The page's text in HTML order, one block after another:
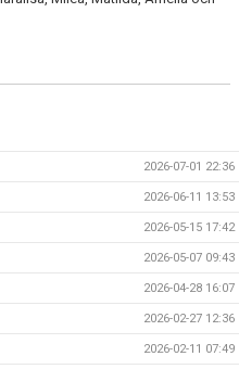
2026-07-01 22:36
2026-06-11 13:53
2026-05-15 17:42
2026-05-07 09:43
2026-04-28 16:07
2026-02-27 12:36
2026-02-11 07:49